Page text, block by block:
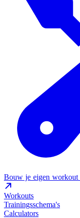
Bouw je eigen workout
Workouts
Trainingsschema's
Calculators